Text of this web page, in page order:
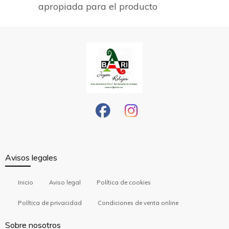
apropiada para el producto
Avisos legales
Inicio Aviso legal Política de cookies
Política de privacidad Condiciones de venta online
Sobre nosotros